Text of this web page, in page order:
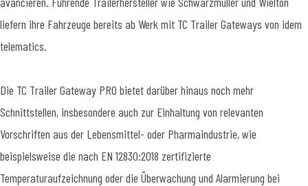
liefern ihre Fahrzeuge bereits ab Werk mit TC Trailer Gateways von idem
telematics.
Die TC Trailer Gateway PRO bietet darüber hinaus noch mehr
Schnittstellen, insbesondere auch zur Einhaltung von relevanten
Vorschriften aus der Lebensmittel- oder Pharmaindustrie, wie
beispielsweise die nach EN 12830:2018 zertifizierte
Temperaturaufzeichnung oder die Überwachung und Alarmierung bei